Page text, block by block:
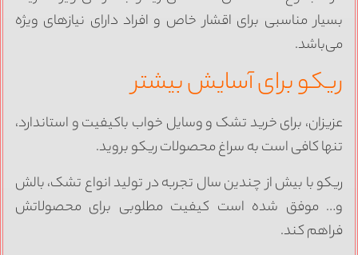
مناسبی برای اقشار خاص و افراد دارای نیازهای ویژه
برای آسایش بیشتر
برای خرید تشک و وسایل خواب باکیفیت و استاندارد،
کافی است به سراغ محصولات ریکو بروید.
با بیش از چندین سال تجربه در تولید انواع تشک، بالش
موفق شده است کیفیت مطلوبی برای محصولاتش
کند.